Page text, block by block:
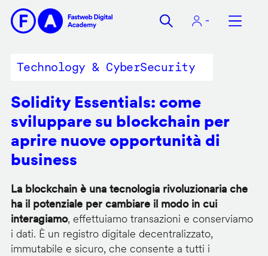
contenuto
Technology & CyberSecurity
Solidity Essentials: come
sviluppare su blockchain per
aprire nuove opportunità di
business
La blockchain è una tecnologia rivoluzionaria che
ha il potenziale per cambiare il modo in cui
interagiamo, effettuiamo transazioni e conserviamo
i dati. È un registro digitale decentralizzato,
immutabile e sicuro, che consente a tutti i